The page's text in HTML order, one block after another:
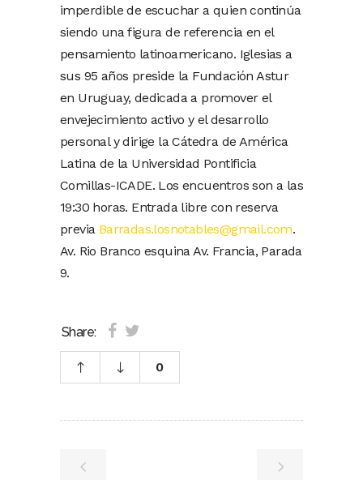
imperdible de escuchar a quien continúa
siendo una figura de referencia en el
pensamiento latinoamericano. Iglesias a
sus 95 años preside la Fundación Astur
en Uruguay, dedicada a promover el
envejecimiento activo y el desarrollo
personal y dirige la Cátedra de América
Latina de la Universidad Pontificia
Comillas-ICADE. Los encuentros son a las
19:30 horas. Entrada libre con reserva
previa Barradas.losnotables@gmail.com.
Av. Rio Branco esquina Av. Francia, Parada
9.
Share:
0